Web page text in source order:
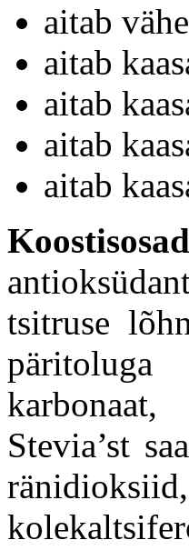
aitab
aitab
aitab
aitab
aitab
tsitruse
Stevia’st